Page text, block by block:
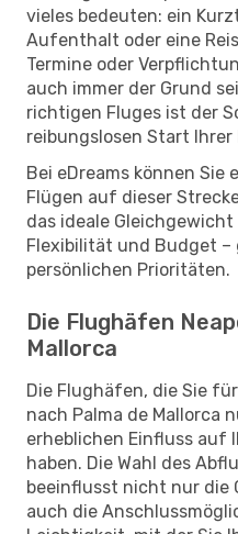
vieles bedeuten: ein
Aufenthalt oder eine
Termine oder
auch immer der Grund
richtigen Fluges ist der
reibungslosen Start Ihrer
Bei eDreams können Sie
Flügen auf dieser
das ideale
Flexibilität und Budget –
persönlichen Prioritäten.
Die Flughäfen
Mallorca
Die Flughäfen, die Sie
nach Palma de Mallorca
erheblichen Einfluss auf
haben. Die Wahl des
beeinflusst nicht nur die
auch die